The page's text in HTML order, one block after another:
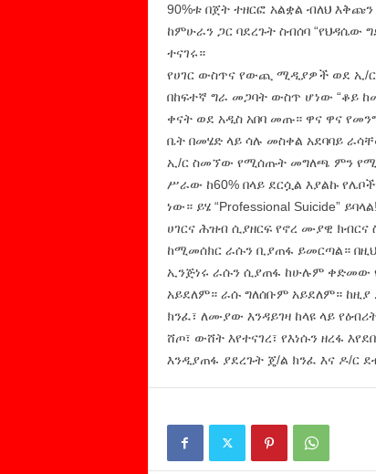
90%ቱ በጀት ተዘርፎ አልቋል ብለህ
ከምሁራን ጋር ባደረጉት ስብሰባ “የህዳሴው
ተናገሩ።
የሀገር ውስጥና የውጪ ሚዲያዎች ወደ ኢ/ር
በከፍተኛ ግራ መጋባት ውስጥ ሆነው “ቆይ
ቀናት ወደ አዲስ አበባ መጡ። ዋና ዋና
ቤት በመሄድ ላይ ሳሉ መስቀል አደባባይ
ኢ/ር ስመኘው የሚሰጡት መግለጫ ምን የሚል
ሥራው ከ60% በላይ ደርሷል እያልኩ
ነው። ይሄ “Professional Suicide”
ሀገርና ሕዝብ ሲያዘርፍ የኖረ ሙያዊ ክብርና
ከሚመሰክር ራሱን ቢያጠፋ ይመርጣል።
ኢንጅነሩ ራሱን ሲያጠፋ ከሁሉም ቀድመው
አይደለም። ራሱ ግለሰቡም አይደለም። ከዚያ
ክንፈ፣ ለሙያው እንዳይገዛ ከላዩ ላይ
ሸጦ፣ ውሸት እየተናገረ፣ የእነሱን ዘረፋ
እንዲያጠፋ ያደረጉት ጄ/ል ክንፈ እና ዶ/ር